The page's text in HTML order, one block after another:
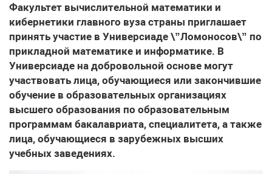
Факультет вычислительной математики и
кибернетики главного вуза страны приглашает
принять участие в Универсиаде \”Ломоносов\” по
прикладной математике и информатике. В
Универсиаде на добровольной основе могут
участвовать лица, обучающиеся или закончившие
обучение в образовательных организациях
высшего образования по образовательным
программам бакалавриата, специалитета, а также
лица, обучающиеся в зарубежных высших
учебных заведениях.